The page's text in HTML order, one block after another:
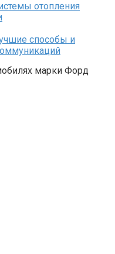
отопления
способы и
марки Форд